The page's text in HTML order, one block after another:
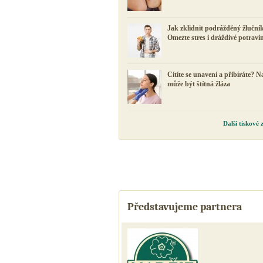
Jak zklidnit podrážděný
Omezte stres i dráždivé
Cítíte se unavení a přibíráte?
může být štítná žláza
Další tiskové
Představujeme partnera